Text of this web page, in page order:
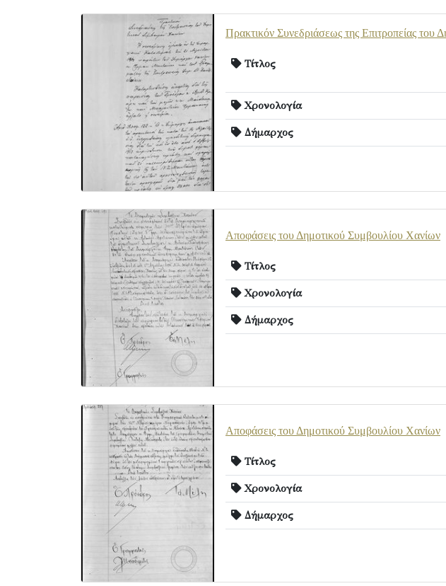
Πρακτικόν Συνεδριάσεως της Επιτροπείας του
Τίτλος
Χρονολογία
Δήμαρχος
Αποφάσεις του Δημοτικού Συμβουλίου Χανίων
Τίτλος
Χρονολογία
Δήμαρχος
Αποφάσεις του Δημοτικού Συμβουλίου Χανίων
Τίτλος
Χρονολογία
Δήμαρχος